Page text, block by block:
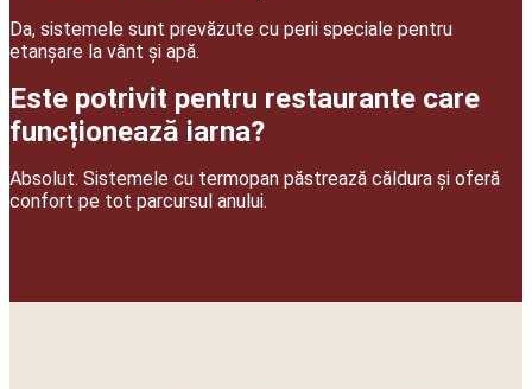
Da, sistemele sunt prevăzute cu perii speciale pentru
etanșare la vânt și apă.
Este potrivit pentru restaurante care
funcționează iarna?
Absolut. Sistemele cu termopan păstrează căldura și oferă
confort pe tot parcursul anului.